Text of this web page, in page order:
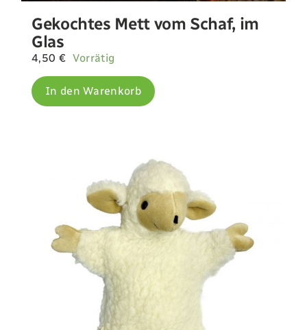
Gekochtes Mett vom Schaf, im
Glas
4,50 € Vorrätig
In den Warenkorb